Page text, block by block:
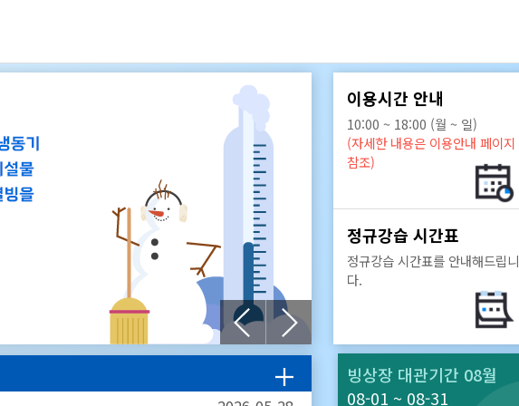
이용시간 안내
10:00 ~ 18:00 (월 ~ 일)
(자세한 내용은 이용안내 페이지
참조)
정규강습 시간표
정규강습 시간표를 안내해드립니
다.
빙상장 대관기간 08월
08-01 ~ 08-31